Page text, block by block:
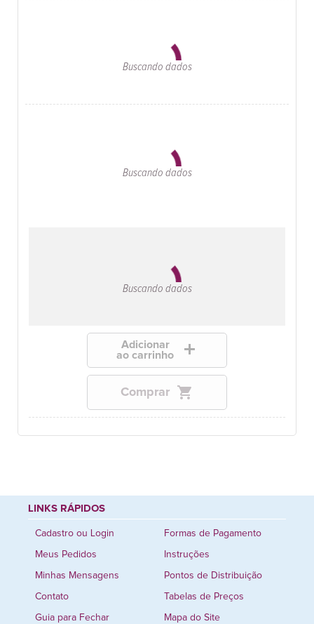
Buscando dados
Buscando dados
Buscando dados
Adicionar
ao carrinho
add
Comprar shopping_cart
LINKS RÁPIDOS
Cadastro ou Login
Meus Pedidos
Minhas Mensagens
Contato
Guia para Fechar
Formas de Pagamento
Instruções
Pontos de Distribuição
Tabelas de Preços
Mapa do Site